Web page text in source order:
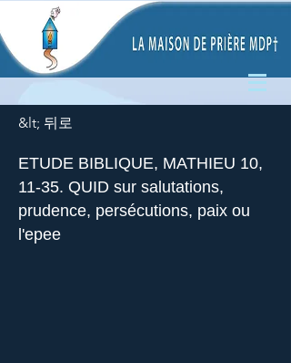
&lt; 뒤로
ETUDE BIBLIQUE, MATHIEU 10,
11-35. QUID sur salutations,
prudence, persécutions, paix ou
l'epee